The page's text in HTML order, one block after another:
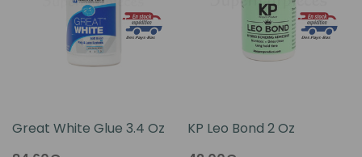
Great White Glue 3.4 Oz
KP Leo Bond 2 Oz